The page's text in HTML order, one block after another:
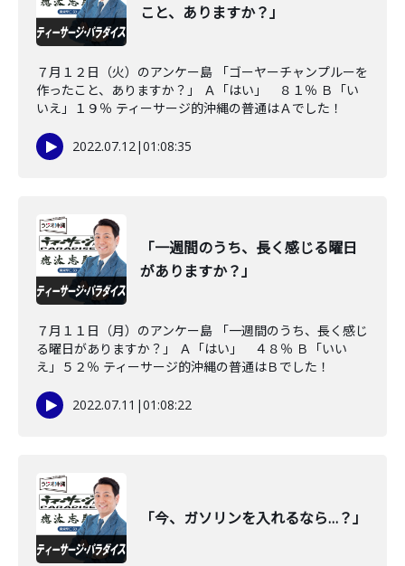
こと、ありますか？」
７月１２日（火）のアンケー島 「ゴーヤーチャンプルーを
作ったこと、ありますか？」 Ａ「はい」 ８１％ Ｂ「い
いえ」１９％ ティーサージ的沖縄の普通はＡでした！
2022.07.12|01:08:35
「一週間のうち、長く感じる曜日
がありますか？」
７月１１日（月）のアンケー島 「一週間のうち、長く感じ
る曜日がありますか？」 Ａ「はい」 ４８％ Ｂ「いい
え」５２％ ティーサージ的沖縄の普通はＢでした！
2022.07.11 |01:08:22
「今、ガソリンを入れるなら…？」